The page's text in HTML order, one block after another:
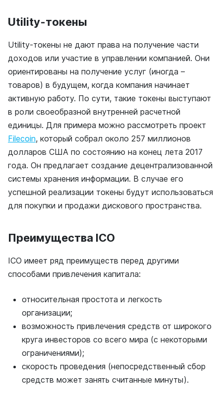
Utility-токены
Utility-токены не дают права на получение части
доходов или участие в управлении компанией. Они
ориентированы на получение услуг (иногда –
товаров) в будущем, когда компания начинает
активную работу. По сути, такие токены выступают
в роли своеобразной внутренней расчетной
единицы. Для примера можно рассмотреть проект
Filecoin, который собрал около 257 миллионов
долларов США по состоянию на конец лета 2017
года. Он предлагает создание децентрализованной
системы хранения информации. В случае его
успешной реализации токены будут использоваться
для покупки и продажи дискового пространства.
Преимущества ICO
ICO имеет ряд преимуществ перед другими
способами привлечения капитала:
относительная простота и легкость
организации;
возможность привлечения средств от широкого
круга инвесторов со всего мира (с некоторыми
ограничениями);
скорость проведения (непосредственный сбор
средств может занять считанные минуты).